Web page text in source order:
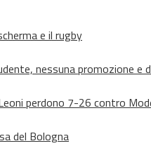
e il rugby
nessuna promozione e
perdono 7-26 contro
del Bologna